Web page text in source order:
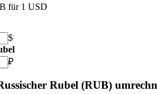
für 1 USD
$
₽
Rubel (RUB)